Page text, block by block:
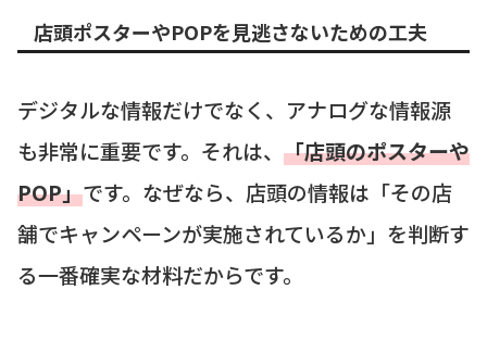
店頭ポスターやPOPを見逃さないための工夫
デジタルな情報だけでなく、アナログな情報源
も非常に重要です。それは、 「店頭のポスターや
POP」です。なぜなら、店頭の情報は「その店
舗でキャンペーンが実施されているか」を判断す
る一番確実な材料だからです。